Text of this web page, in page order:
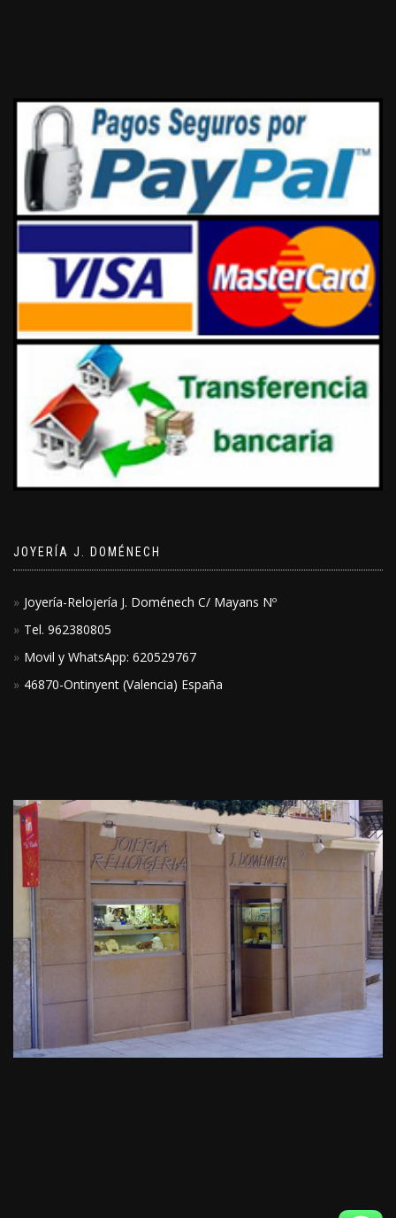
JOYERÍA J. DOMÉNECH
Joyería-Relojería J. Doménech C/ Mayans Nº
Tel. 962380805
Movil y WhatsApp: 620529767
46870-Ontinyent (Valencia) España